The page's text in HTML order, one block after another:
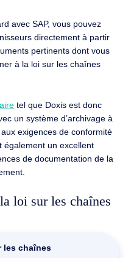
avec SAP, vous pouvez
directement à partir
pertinents dont vous
à la loi sur les chaînes
tel que Doxis est donc
un système d’archivage à
exigences de conformité
également un excellent
de documentation de la
loi sur les chaînes
les chaînes